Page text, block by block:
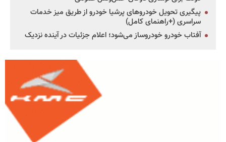
پیگیری تحویل خودروهای پرشیا خودرو از طریق میز خدمات
سراسری (+راهنمای کامل)
آفتاب خودرو خودروساز می‌شود؛ اعلام جزئیات در آینده نزدیک